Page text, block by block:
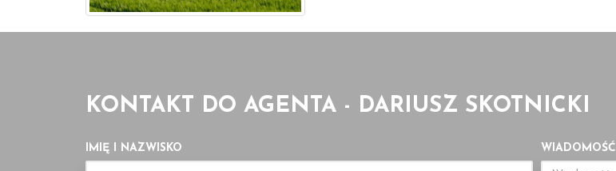
KONTAKT DO AGENTA - DARIUSZ SKOTNICKI
IMIĘ I NAZWISKO WIADOMOŚĆ